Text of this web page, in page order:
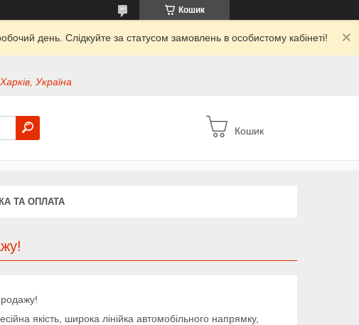
Кошик
день. Слідкуйте за статусом замовлень в особистому кабінеті!
Україна
Кошик
ТА ОПЛАТА
якість, широка лінійка автомобільного напрямку,